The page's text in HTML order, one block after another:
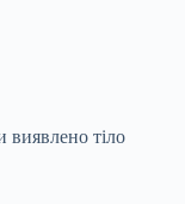
виявлено тіло